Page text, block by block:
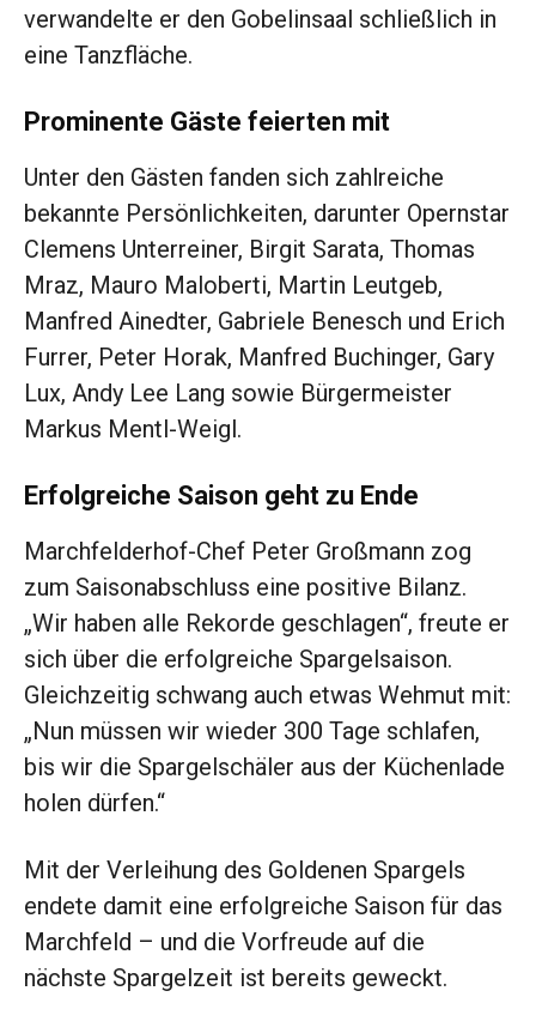
verwandelte er den Gobelinsaal schließlich in
eine Tanzfläche.
Prominente Gäste feierten mit
Unter den Gästen fanden sich zahlreiche
bekannte Persönlichkeiten, darunter Opernstar
Clemens Unterreiner, Birgit Sarata, Thomas
Mraz, Mauro Maloberti, Martin Leutgeb,
Manfred Ainedter, Gabriele Benesch und Erich
Furrer, Peter Horak, Manfred Buchinger, Gary
Lux, Andy Lee Lang sowie Bürgermeister
Markus Mentl-Weigl.
Erfolgreiche Saison geht zu Ende
Marchfelderhof-Chef Peter Großmann zog
zum Saisonabschluss eine positive Bilanz.
„Wir haben alle Rekorde geschlagen“, freute er
sich über die erfolgreiche Spargelsaison.
Gleichzeitig schwang auch etwas Wehmut mit:
„Nun müssen wir wieder 300 Tage schlafen,
bis wir die Spargelschäler aus der Küchenlade
holen dürfen.“
Mit der Verleihung des Goldenen Spargels
endete damit eine erfolgreiche Saison für das
Marchfeld – und die Vorfreude auf die
nächste Spargelzeit ist bereits geweckt.